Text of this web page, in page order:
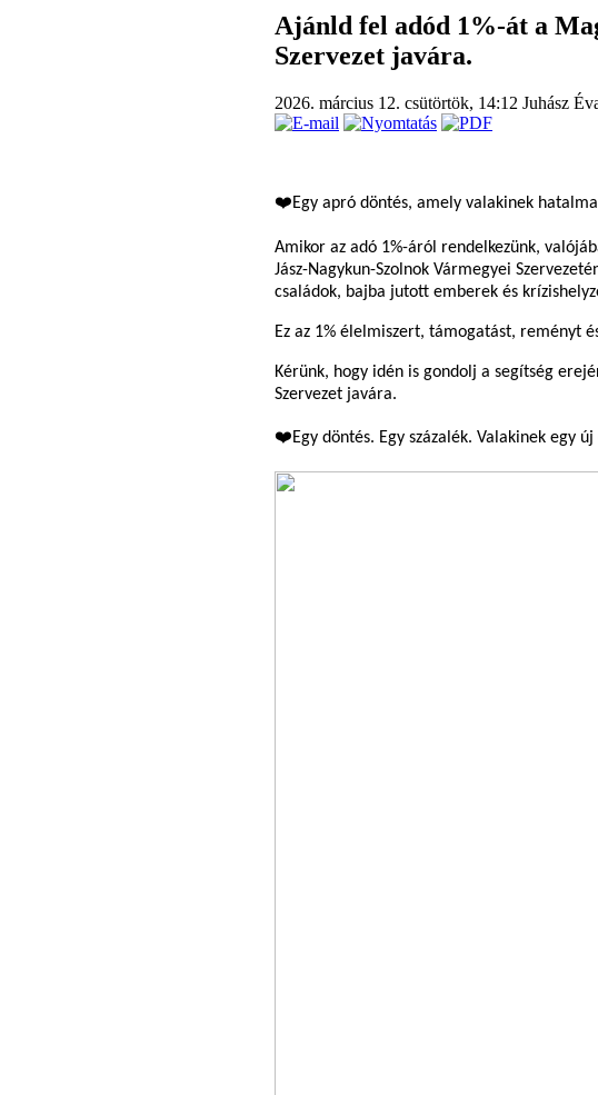
Ajánld fel adód 1%-át a
Szervezet javára.
2026. március 12. csütörtök, 14:12 Juhász
❤️Egy apró döntés, amely valakinek
Amikor az adó 1%-áról rendelkezünk,
Jász-Nagykun-Szolnok Vármegyei
családok, bajba jutott emberek és
Ez az 1% élelmiszert, támogatást, reményt
Kérünk, hogy idén is gondolj a segítség
Szervezet javára.
❤️Egy döntés. Egy százalék. Valakinek egy